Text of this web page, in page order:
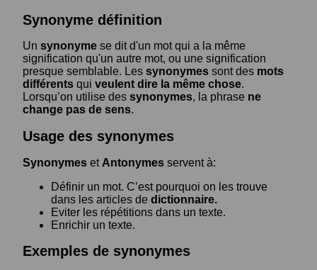
Synonyme définition
Un synonyme se dit d'un mot qui a la même
signification qu'un autre mot, ou une signification
presque semblable. Les synonymes sont des mots
différents qui veulent dire la même chose.
Lorsqu’on utilise des synonymes, la phrase ne
change pas de sens.
Usage des synonymes
Synonymes et Antonymes servent à:
Définir un mot. C’est pourquoi on les trouve
dans les articles de dictionnaire.
Eviter les répétitions dans un texte.
Enrichir un texte.
Exemples de synonymes